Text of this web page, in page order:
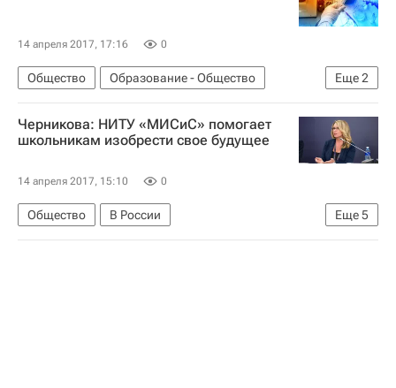
14 апреля 2017, 17:16 0
Еще2
Общество
Образование - Общество
Наука в университете
ММСО-2017
Черникова: НИТУ «МИСиС» помогает
школьникам изобрести свое будущее
14 апреля 2017, 15:10 0
Еще5
Общество
В России
Образование - Общество
СН_Образование